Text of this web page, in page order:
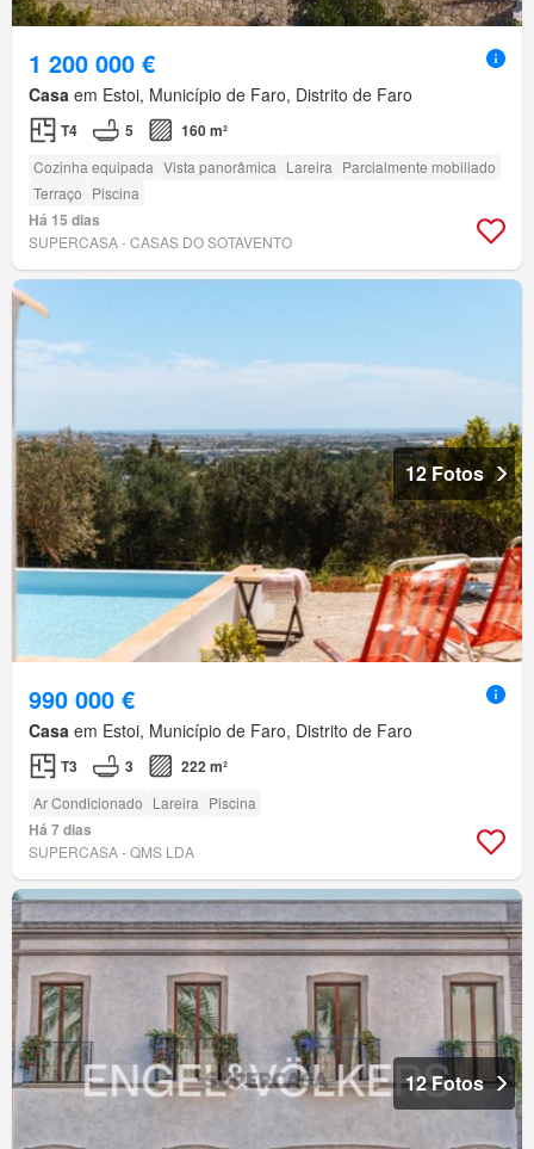
1 200 000 €
Casa em Estoi, Município de Faro, Distrito de Faro
T4 5 160 m²
Cozinha equipada Vista panorâmica Lareira Parcialmente mobiliado
Terraço Piscina
Há 15 dias
SUPERCASA - CASAS DO SOTAVENTO
12 Fotos
990 000 €
Casa em Estoi, Município de Faro, Distrito de Faro
T3 3 222 m²
Ar Condicionado Lareira Piscina
Há 7 dias
SUPERCASA - QMS LDA
12 Fotos